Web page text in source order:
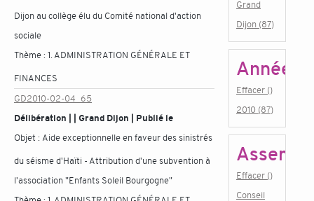
Dijon au collège élu du Comité national d'action
sociale
Thème :1. ADMINISTRATION GÉNÉRALE ET
FINANCES
GD2010-02-04_65
Délibération | | Grand Dijon | Publié le
Objet : Aide exceptionnelle en faveur des sinistrés
du séisme d'Haïti - Attribution d'une subvention à
l'association "Enfants Soleil Bourgogne"
Grand
Dijon (87)
Année
Effacer ()
2010 (87)
Effacer ()
Conseil